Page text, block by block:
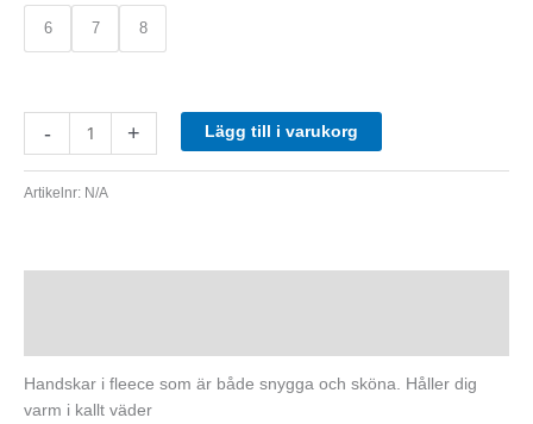
6 7 8
- + Lägg till i varukorg
Artikelnr: N/A
Handskar i fleece som är både snygga och sköna. Håller dig
varm i kallt väder